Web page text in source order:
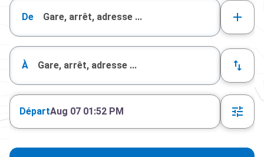
De
À
DépartAug 07 01:52 PM